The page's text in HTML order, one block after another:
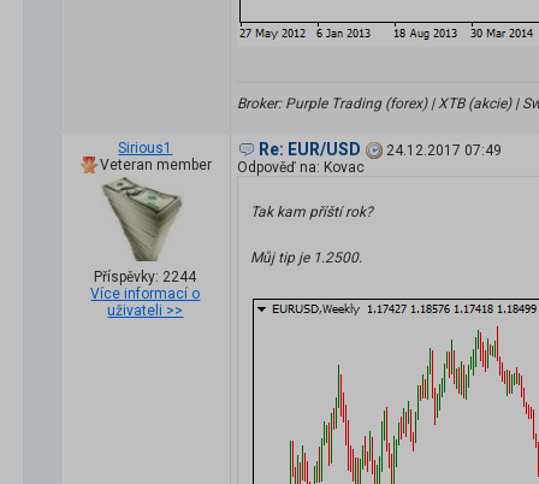
Broker: Purple Trading (forex) | XTB (akcie) |
Sirious1
Veteran member
Příspěvky: 2244
Více informací o
uživateli >>
Re: EUR/USD
24.12.2017 07:49
Odpověď na: Kovac
Tak kam příští rok?
Můj tip je 1.2500.